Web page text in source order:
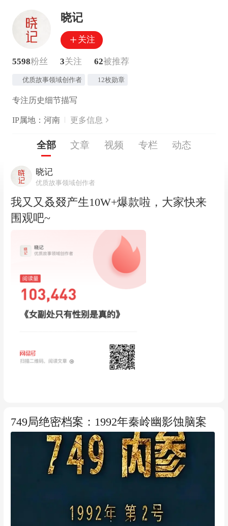
晓记
关注
5598粉丝 3关注 62被推荐
优质故事领域创作者 12枚勋章
专注历史细节描写
IP属地：河南 更多信息
全部 文章 视频 专栏 动态
晓记
优质故事领域创作者
我又又叒叕产生10W+爆款啦，大家快来
围观吧~
749局绝密档案：1992年秦岭幽影蚀脑案